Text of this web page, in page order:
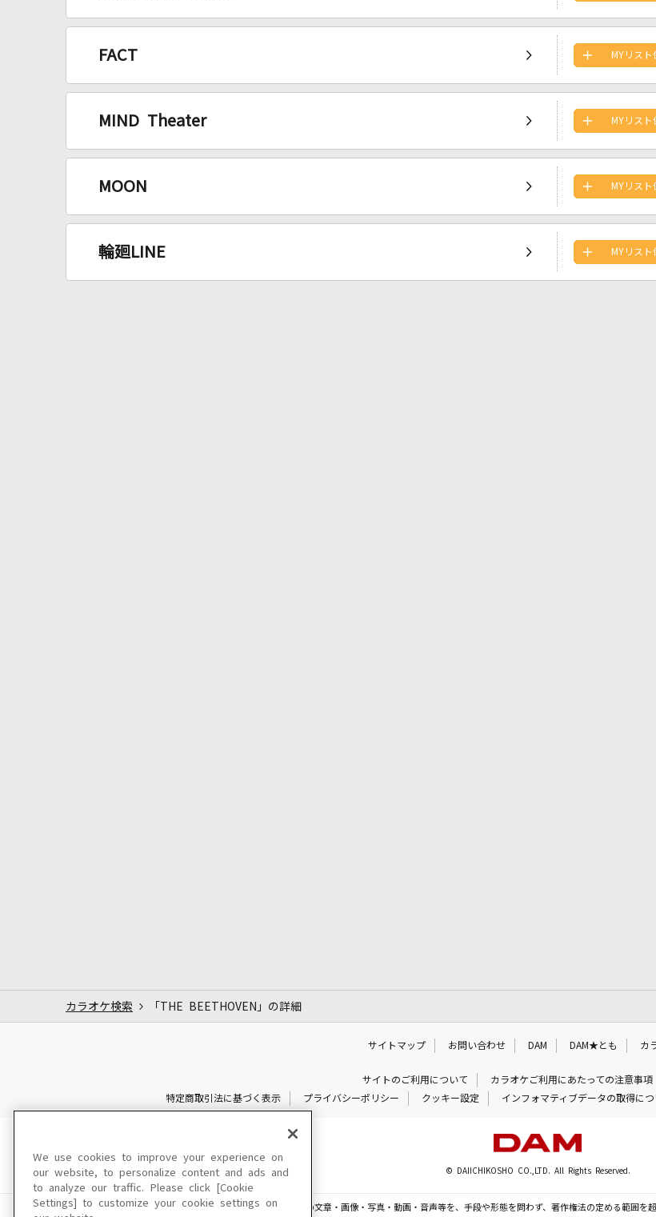
FACT MYリスト
MIND Theater MYリスト
MOON MYリスト
輪廻LINE MYリスト
カラオケ検索 「THE BEETHOVEN」の詳細
サイトマップ お問い合わせ DAM DAM★とも カ
サイトのご利用について カラオケご利用にあたっての注意事項
特定商取引法に基づく表示
プライバシーポリシー クッキー設定 インフォマティブデータの取得につ
© DAIICHIKOSHO CO.,LTD. All Rights Reserved.
このサイトに掲載されている一切の文章・画像・写真・動画・音声等を、手段や形態を問わず、著作権法の定める範囲を
We use cookies to improve your experience on
our website, to personalize content and ads and
to analyze our traffic. Please click [Cookie
Settings] to customize your cookie settings on